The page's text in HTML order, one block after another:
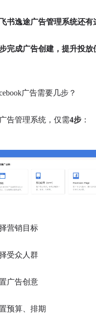
书逸途广告管理系统还有
成广告创建，提升投放
广告需要几步？
告管理系统，仅需4步：
营销目标
受众人群
广告创意
预算、排期